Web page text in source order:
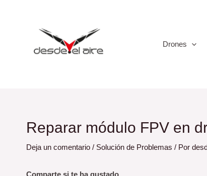
Drones
Reparar módulo FPV en
Deja un comentario / Solución de Problemas / Por
Comparte si te ha gustado
entradas